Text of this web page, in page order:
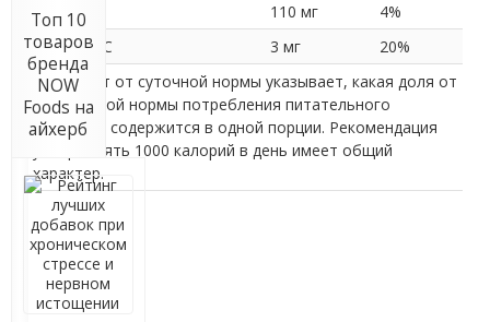
Калий
110 мг
4%
Витамин С
3 мг
20%
* Процент от суточной нормы указывает, какая доля от
ежедневной нормы потребления питательного
вещества содержится в одной порции. Рекомендация
употреблять 1000 калорий в день имеет общий
характер.
Топ 10
товаров
бренда
NOW
Foods на
айхерб